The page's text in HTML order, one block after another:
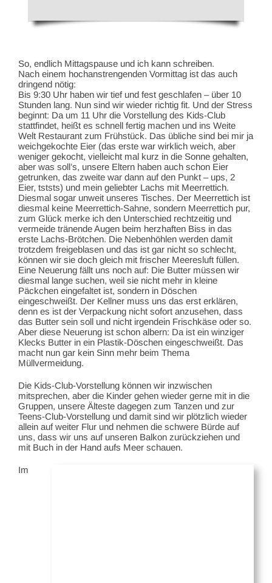
So, endlich Mittagspause und ich kann schreiben.
Nach einem hochanstrengenden Vormittag ist das auch
dringend nötig:
Bis 9:30 Uhr haben wir tief und fest geschlafen – über 10
Stunden lang. Nun sind wir wieder richtig fit. Und der Stress
beginnt: Da um 11 Uhr die Vorstellung des Kids-Club
stattfindet, heißt es schnell fertig machen und ins Weite
Welt Restaurant zum Frühstück. Das übliche sind bei mir ja
weichgekochte Eier (das erste war wirklich weich, aber
weniger gekocht, vielleicht mal kurz in die Sonne gehalten,
aber was soll’s, unsere Eltern haben auch schon Eier
getrunken, das zweite war dann auf den Punkt – ups, 2
Eier, tststs) und mein geliebter Lachs mit Meerrettich.
Diesmal sogar unweit unseres Tisches. Der Meerrettich ist
diesmal keine Meerrettich-Sahne, sondern Meerrettich pur,
zum Glück merke ich den Unterschied rechtzeitig und
vermeide tränende Augen beim herzhaften Biss in das
erste Lachs-Brötchen. Die Nebenhöhlen werden damit
trotzdem freigeblasen und das ist gar nicht so schlecht,
können wir sie doch gleich mit frischer Meeresluft füllen.
Eine Neuerung fällt uns noch auf: Die Butter müssen wir
diesmal lange suchen, weil sie nicht mehr in kleine
Päckchen eingefaltet ist, sondern in Döschen
eingeschweißt. Der Kellner muss uns das erst erklären,
denn es ist der Verpackung nicht sofort anzusehen, dass
das Butter sein soll und nicht irgendein Frischkäse oder so.
Aber diese Neuerung ist schon albern: Da ist ein winziger
Klecks Butter in ein Plastik-Döschen eingeschweißt. Das
macht nun gar kein Sinn mehr beim Thema
Müllvermeidung.
Die Kids-Club-Vorstellung können wir inzwischen
mitsprechen, aber die Kinder gehen wieder gerne mit in die
Gruppen, unsere Älteste dagegen zum Tanzen und zur
Teens-Club-Vorstellung und damit sind wir plötzlich wieder
allein auf weiter Flur und nehmen die schwere Bürde auf
uns, dass wir uns auf unseren Balkon zurückziehen und
mit Buch in der Hand aufs Meer schauen.
Im